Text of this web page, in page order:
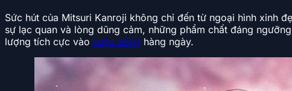
Sức hút của Mitsuri Kanroji không chỉ đến từ ngoại hình xinh
sự lạc quan và lòng dũng cảm, những phẩm chất đáng
lượng tích cực vào cuộc sống hàng ngày.